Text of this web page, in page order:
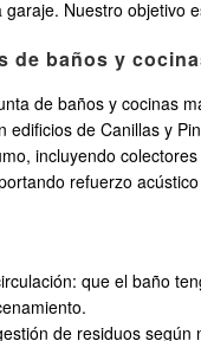
Nuestro objetivo
de baños y
de baños y cocinas
edificios de Canillas y
incluyendo
refuerzo
que el baño
de residuos según